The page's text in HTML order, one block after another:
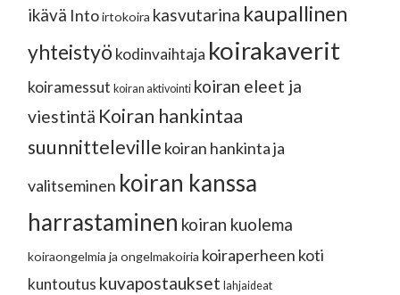
ikävä Intoirtokoira kasvutarina kaupallinen
yhteistyö kodinvaihtaja koirakaverit
koiramessut koiran aktivointi koiran eleet ja
viestintä Koiran hankintaa
suunnitteleville koiran hankinta ja
valitseminen koiran kanssa
harrastaminen koiran kuolema
koiraongelmia ja ongelmakoiria koiraperheen koti
kuntoutus kuvapostaukset lahjaideat